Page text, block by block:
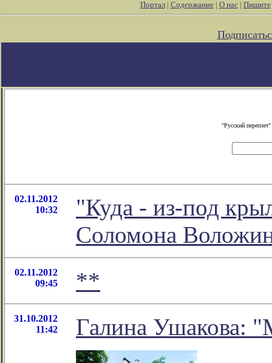
Портал| Содержание| О нас| Пишите
"Русский
02.11.2012
10:32
"Куда - из-под
Соломона
02.11.2012
09:45
**
31.10.2012
11:42
Галина Ушакова: